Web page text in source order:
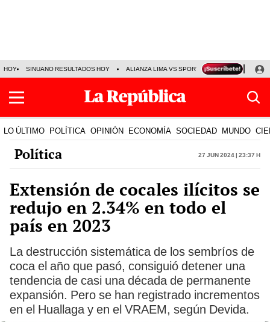
HOY SINUANO RESULTADOS HOY ALIANZA LIMA VS SPORT BOYS JORGE
LO ÚLTIMO POLÍTICA OPINIÓN ECONOMÍA SOCIEDAD MUNDO
Política 27 Jun 2024 | 23:37 h
Extensión de cocales ilícitos se
redujo en 2.34% en todo el
país en 2023
La destrucción sistemática de los sembríos de
coca el año que pasó, consiguió detener una
tendencia de casi una década de permanente
expansión. Pero se han registrado incrementos
en el Huallaga y en el VRAEM, según Devida.